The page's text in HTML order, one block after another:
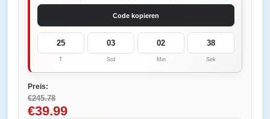
Code kopieren
25
T
03
Std
02
Min
38
Sek
Preis:
€245.78
€39.99